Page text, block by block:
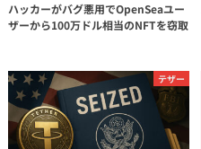
ハッカーがバグ悪用でOpenSeaユー
ザーから100万ドル相当のNFTを窃取
テザー